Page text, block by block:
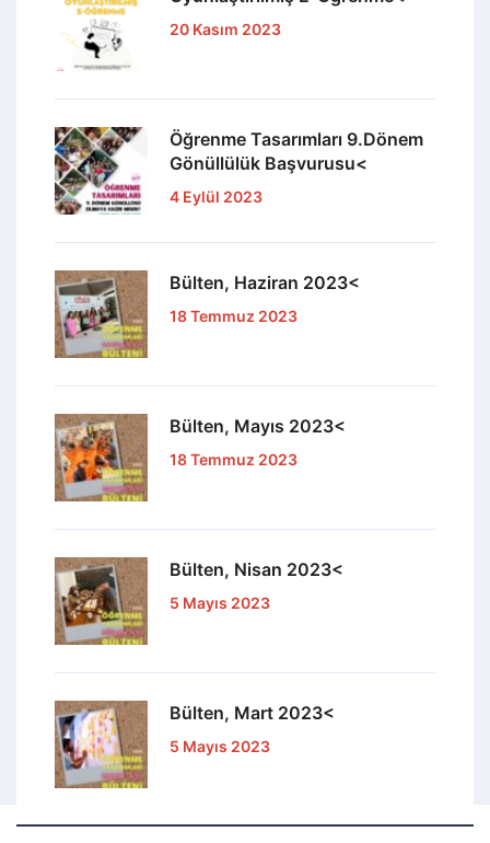
20 Kasım 2023
Öğrenme Tasarımları 9.Dönem
Gönüllülük Başvurusu<
4 Eylül 2023
Bülten, Haziran 2023<
18 Temmuz 2023
Bülten, Mayıs 2023<
18 Temmuz 2023
Bülten, Nisan 2023<
5 Mayıs 2023
Bülten, Mart 2023<
5 Mayıs 2023